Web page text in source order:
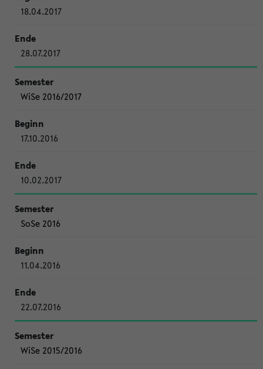
18.04.2017
28.07.2017
WiSe 2016/2017
17.10.2016
10.02.2017
SoSe 2016
11.04.2016
22.07.2016
WiSe 2015/2016